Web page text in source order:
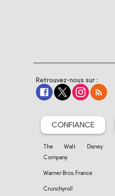
Retrouvez-nous sur :
CONFIANCE
The Walt Disney
Company
Warner Bros. France
Crunchyroll